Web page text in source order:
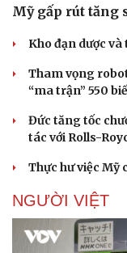
Mỹ gấp rút tăng
Kho đạn dược
Tham vọng
“ma trận” 550
Đức tăng tốc
tác với Rolls-
Thực hư việc Mỹ
NGƯỜI VIỆT